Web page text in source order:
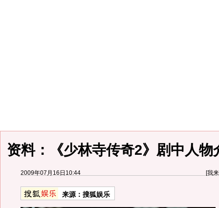
资料：《少林寺传奇2》剧中人物
2009年07月16日10:44 [我
来源： 搜狐娱乐